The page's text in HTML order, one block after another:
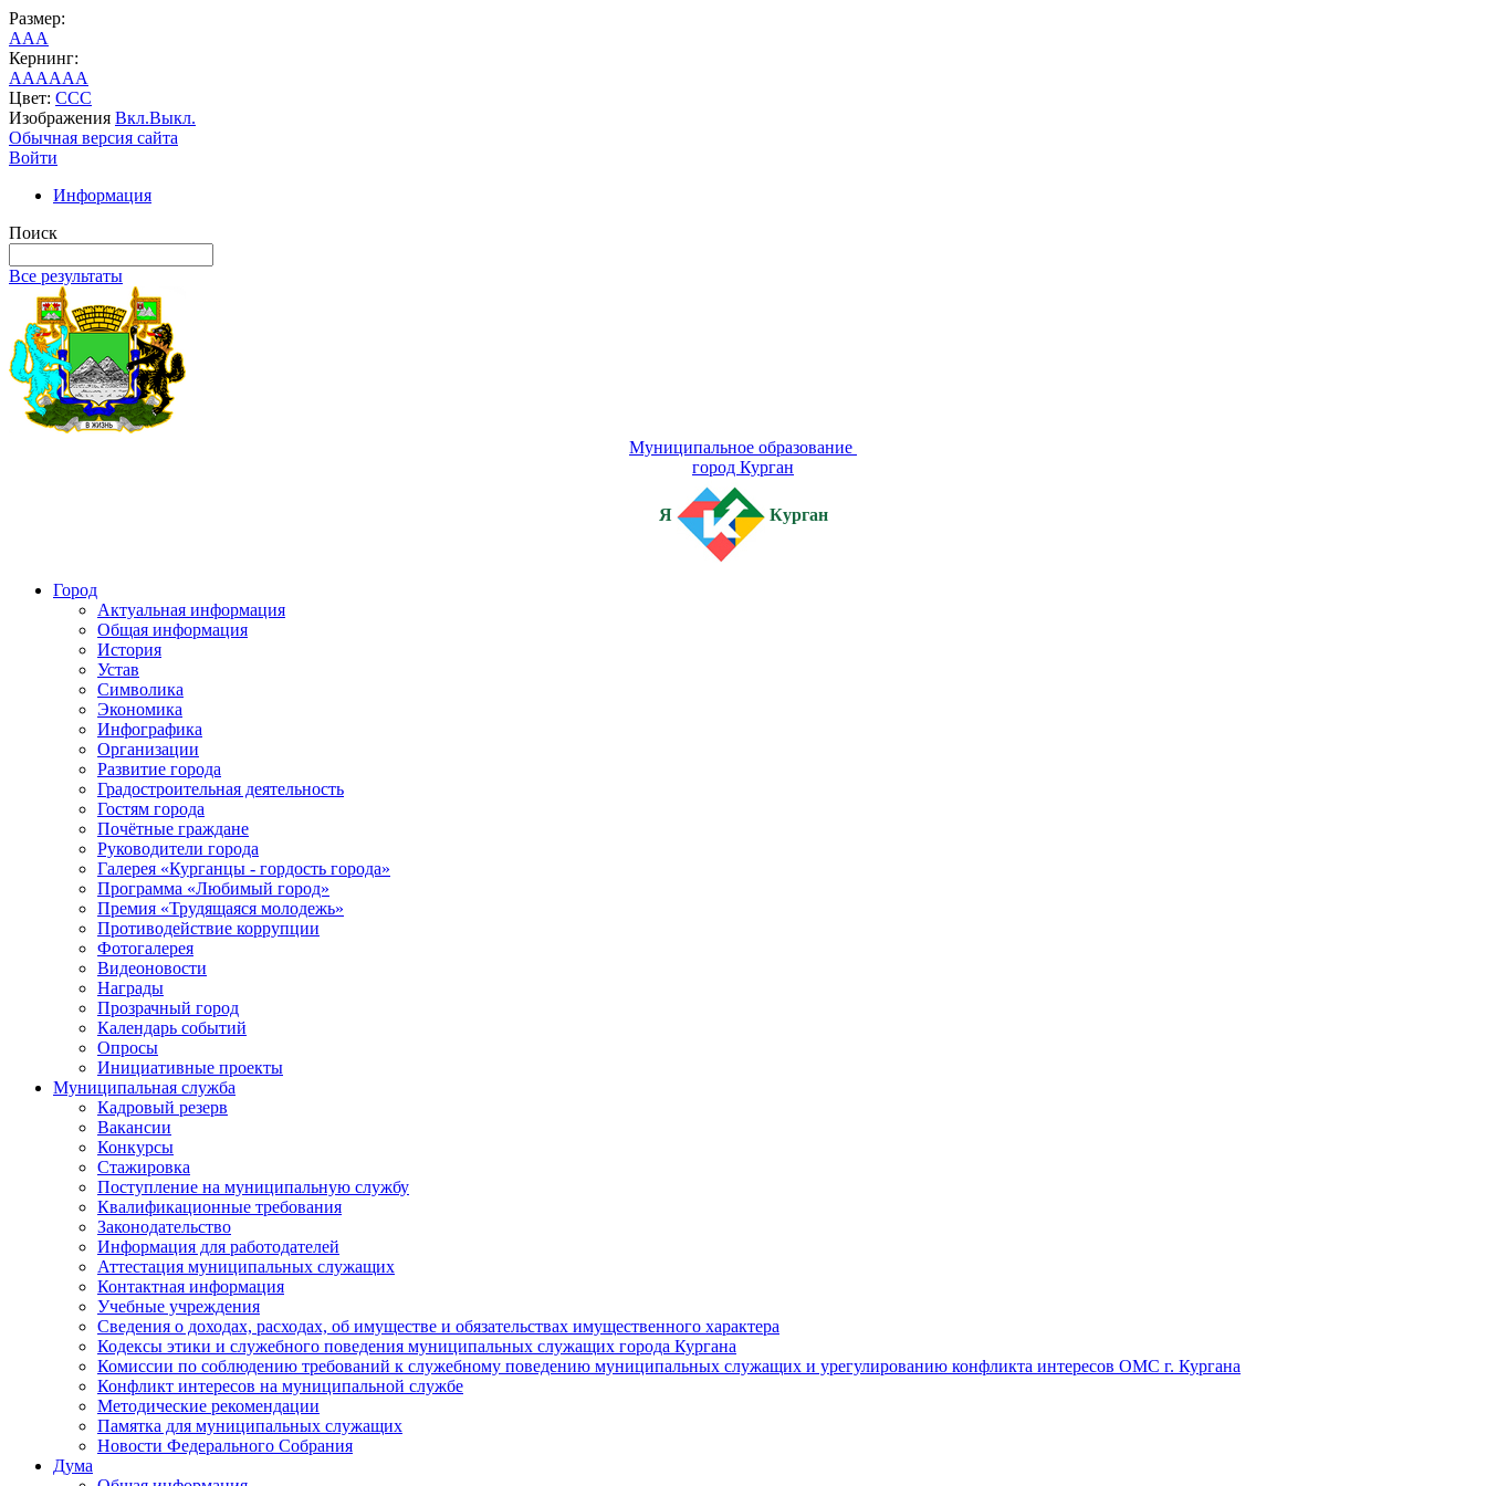
Размер:
AAA
Кернинг:
AAAAAA
Цвет: CCC
Изображения Вкл.Выкл.
Обычная версия сайта
Войти
Информация
Поиск
Все результаты
Муниципальное образование
город Курган
Я Курган
Город
Актуальная информация
Общая информация
История
Устав
Символика
Экономика
Инфографика
Организации
Развитие города
Градостроительная деятельность
Гостям города
Почётные граждане
Руководители города
Галерея «Курганцы - гордость города»
Программа «Любимый город»
Премия «Трудящаяся молодежь»
Противодействие коррупции
Фотогалерея
Видеоновости
Награды
Прозрачный город
Календарь событий
Опросы
Инициативные проекты
Муниципальная служба
Кадровый резерв
Вакансии
Конкурсы
Стажировка
Поступление на муниципальную службу
Квалификационные требования
Законодательство
Информация для работодателей
Аттестация муниципальных служащих
Контактная информация
Учебные учреждения
Сведения о доходах, расходах, об имуществе и обязательствах имущественного характера
Кодексы этики и служебного поведения муниципальных служащих города Кургана
Комиссии по соблюдению требований к служебному поведению муниципальных служащих и урегулированию конфликта интересов ОМС г. Кургана
Конфликт интересов на муниципальной службе
Методические рекомендации
Памятка для муниципальных служащих
Новости Федерального Cобрания
Дума